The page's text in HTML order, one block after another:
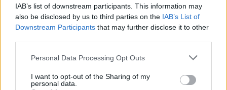
IAB’s list of downstream participants. This information may
also be disclosed by us to third parties on the IAB’s List of
Downstream Participants that may further disclose it to other
Please note that this website/app uses one or more Google
not limited to your visit or usage behaviour. You may click to
grant or deny consent to Google and its third-party tags to
Personal Data Processing Opt Outs
I want to opt-out of the Sharing of my
personal data.